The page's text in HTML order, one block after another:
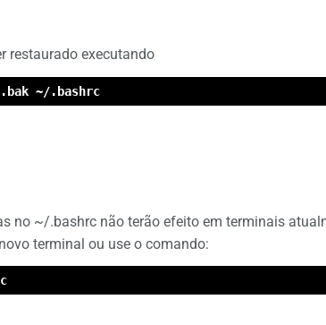
restaurado executando
~/.bashrc
no ~/.bashrc não terão efeito em terminais
terminal ou use o comando: